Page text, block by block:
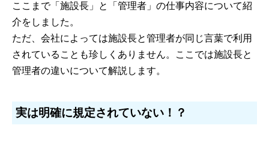
ここまで「施設長」と「管理者」の仕事内容について紹
介をしました。
ただ、会社によっては施設長と管理者が同じ言葉で利用
されていることも珍しくありません。ここでは施設長と
管理者の違いについて解説します。
実は明確に規定されていない！？